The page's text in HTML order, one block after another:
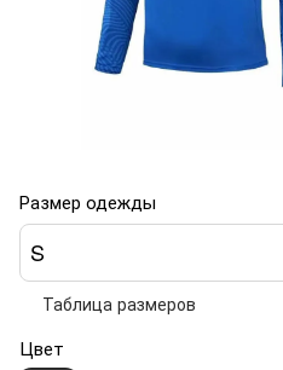
Размер одежды
S
Таблица размеров
Цвет